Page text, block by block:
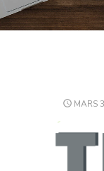
MARS